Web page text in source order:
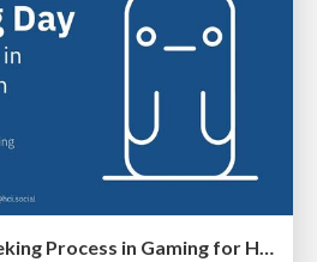
Groundhog Day: Seeking Process in Gaming for Health